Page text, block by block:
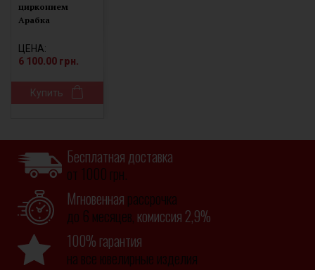
цирконием
Арабка
ЦЕНА:
6 100.00 грн.
Купить
Бесплатная доставка
от 1000 грн.
Мгновенная рассрочка
до 6 месяцев, комиссия 2,9%
100% гарантия
на все ювелирные изделия